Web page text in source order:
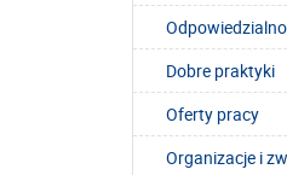
Dobre praktyki
Oferty pracy
Organizacje i